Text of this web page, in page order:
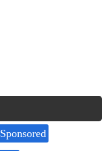
Sponsored